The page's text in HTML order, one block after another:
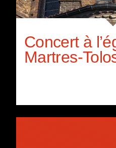
Concert à
Martres-